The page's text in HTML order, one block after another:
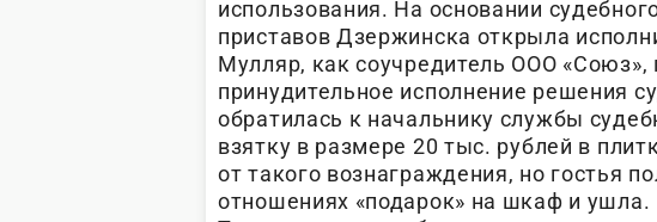
использования. На основании
приставов Дзержинска открыла
Мулляр, как соучредитель ООО «Союз»,
принудительное исполнение решения
обратилась к начальнику службы
взятку в размере 20 тыс. рублей в
от такого вознаграждения, но гостья
отношениях «подарок» на шкаф и ушла.